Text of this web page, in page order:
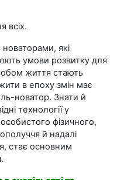
всіх.
новаторами, які
умови розвитку для
життя стають
в епоху змін має
новатор. Знати й
технології у
фізичного,
й надалі
стає основним